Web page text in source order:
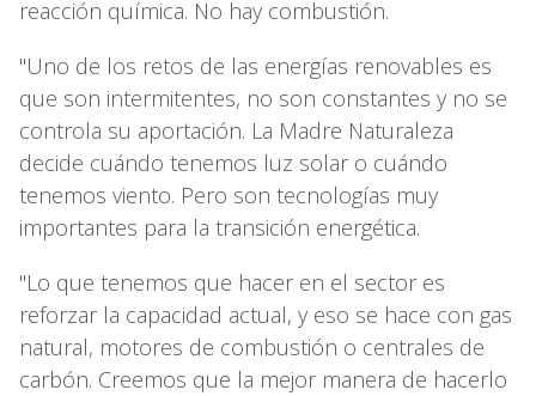
reacción química. No hay combustión.
"Uno de los retos de las energías renovables es
que son intermitentes, no son constantes y no se
controla su aportación. La Madre Naturaleza
decide cuándo tenemos luz solar o cuándo
tenemos viento. Pero son tecnologías muy
importantes para la transición energética.
"Lo que tenemos que hacer en el sector es
reforzar la capacidad actual, y eso se hace con gas
natural, motores de combustión o centrales de
carbón. Creemos que la mejor manera de hacerlo